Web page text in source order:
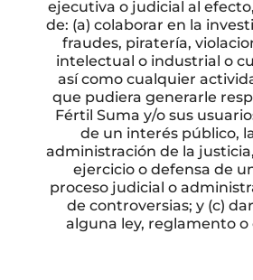
ejecutiva o judicial al
de: (a) colaborar en la
fraudes, piratería,
intelectual o industrial o
así como cualquier
que pudiera generarle
Fértil Suma y/o sus
de un interés público,
administración de la
ejercicio o defensa de
proceso judicial o
de controversias; y (c)
alguna ley, reglamento o